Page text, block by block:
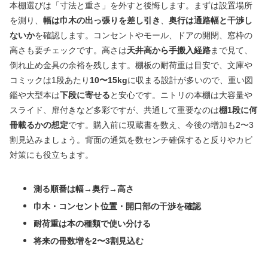
本棚選びは「寸法と重さ」を外すと後悔します。まずは設置場所
を測り、 幅は巾木の出っ張りを差し引き
奥行は通路幅と干渉し
ないかを確認します。コンセントやモール、ドアの開閉、窓枠の
高さも要チェックです。高さは天井高から手搬入経路まで見て、
倒れ止め金具の余裕を残します。棚板の耐荷重は目安で、文庫や
コミックは1段あたり 10〜15kgに収まる設計が多いので、重い図
鑑や大型本は下段に寄せると安心です。ニトリの本棚は大容量や
スライド、扉付きなど多彩ですが、共通して重要なのは棚1段に何
冊載るかの想定です。購入前に現蔵書を数え、今後の増加も2〜3
割見込みましょう。背面の通気を数センチ確保すると反りやカビ
対策にも役立ちます。
測る順番は幅→奥行→高さ
巾木・コンセント位置・開口部の干渉を確認
耐荷重は本の種類で使い分ける
将来の冊数増を2〜3割見込む